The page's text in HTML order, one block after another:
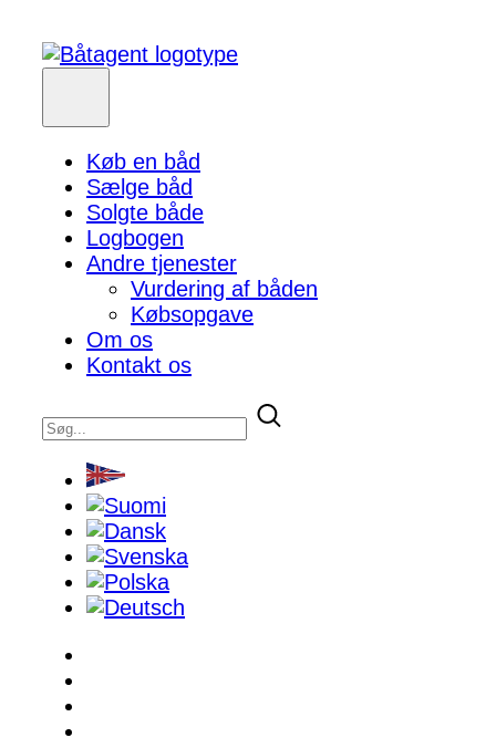
Køb en båd
Sælge båd
Solgte både
Logbogen
Andre tjenester
Vurdering af båden
Købsopgave
Om os
Kontakt os